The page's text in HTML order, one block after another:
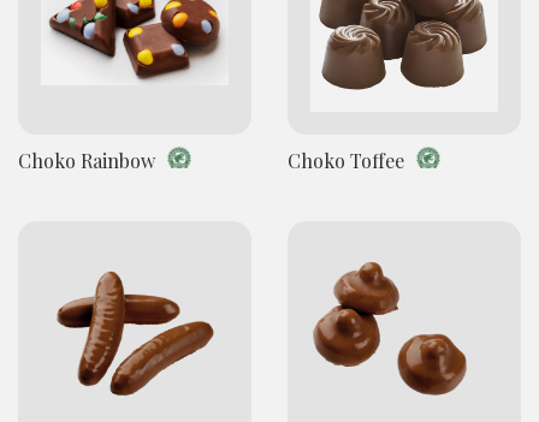
Choko Rainbow Choko Toffee